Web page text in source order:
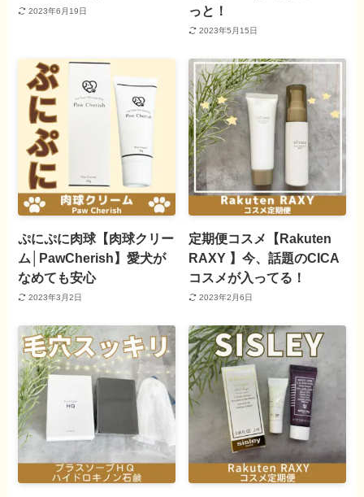
2023年6月19日
っと！
2023年5月15日
ぷにぷに肉球【肉球クリー
ム│PawCherish】愛犬が
なめても安心
2023年3月2日
定期便コスメ【Rakuten
RAXY 】今、話題のCICA
コスメが入ってる！
2023年2月6日